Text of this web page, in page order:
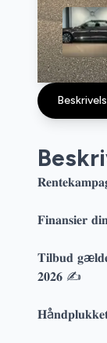
𝐅𝐢𝐧𝐚𝐧𝐬𝐢𝐞𝐫
𝐓𝐢𝐥𝐛𝐮𝐝
𝟐𝟎𝟐𝟔 ✍️